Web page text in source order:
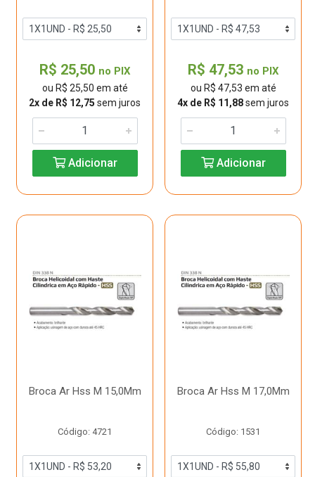
R$ 25,50 no PIX
ou R$ 25,50 em até
2x de R$ 12,75 sem juros
Adicionar
R$ 47,53 no PIX
ou R$ 47,53 em até
4x de R$ 11,88sem juros
Adicionar
Broca Ar Hss M 15,0Mm
Código: 4721
Broca Ar Hss M 17,0Mm
Código: 1531